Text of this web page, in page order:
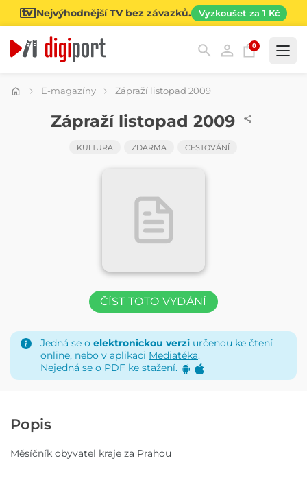
Nejvýhodnější TV bez závazků. Vyzkoušet za 1 Kč
0
Kategorie
E-magazíny Zápraží listopad 2009
Zápraží listopad 2009
KULTURA ZDARMA CESTOVÁNÍ
ČÍST TOTO VYDÁNÍ
Jedná se o elektronickou verzi určenou ke čtení
online, nebo v aplikaci Mediatéka.
Nejedná se o PDF ke stažení.
Popis
Měsíčník obyvatel kraje za Prahou